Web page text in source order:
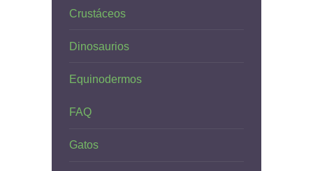
Crustáceos
Dinosaurios
Equinodermos
FAQ
Gatos